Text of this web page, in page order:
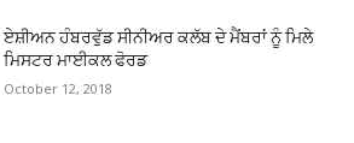
ਏਸ਼ੀਅਨ ਹੰਬਰਵੁੱਡ ਸੀਨੀਅਰ ਕਲੱਬ ਦੇ ਮੈਂਬਰਾਂ ਨੂੰ ਮਿਲੇ
ਮਿਸਟਰ ਮਾਈਕਲ ਫੋਰਡ
October 12, 2018